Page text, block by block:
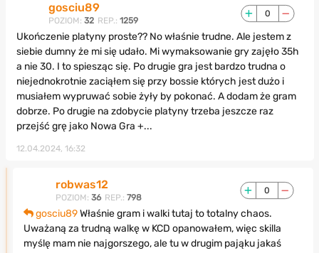
gosciu89
POZIOM: 32 REP.: 1259
0
Ukończenie platyny proste?? No właśnie trudne. Ale jestem z
siebie dumny że mi się udało. Mi wymaksowanie gry zajęło 35h
a nie 30. I to spiesząc się. Po drugie gra jest bardzo trudna o
niejednokrotnie zaciąłem się przy bossie których jest dużo i
musiałem wypruwać sobie żyły by pokonać. A dodam że gram
dobrze. Po drugie na zdobycie platyny trzeba jeszcze raz
przejść grę jako Nowa Gra +...
12.04.2024, 16:32
robwas12
POZIOM: 36 REP.: 798
0
gosciu89Właśnie gram i walki tutaj to totalny chaos.
Uważaną za trudną walkę w KCD opanowałem, więc skilla
myślę mam nie najgorszego, ale tu w drugim pająku jakaś